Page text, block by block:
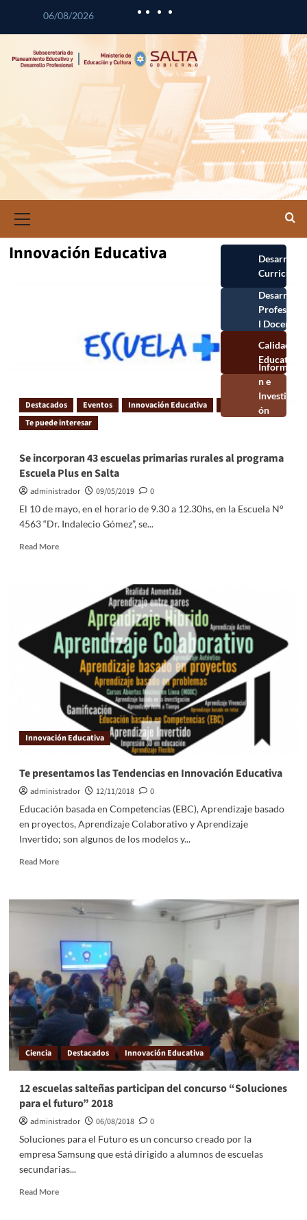
06/08/2026
Innovación Educativa
Destacados Eventos Innovación Educativa
Te puede interesar
Se incorporan 43 escuelas primarias rurales al programa
Escuela Plus en Salta
administrador 09/05/2019
0
El 10 de mayo, en el horario de 9.30 a 12.30hs, en la Escuela N°
4563 “Dr. Indalecio Gómez”, se...
Read More
Innovación Educativa
Te presentamos las Tendencias en Innovación Educativa
administrador 12/11/2018
0
Educación basada en Competencias (EBC), Aprendizaje basado
en proyectos, Aprendizaje Colaborativo y Aprendizaje
Invertido; son algunos de los modelos y...
Read More
Ciencia Destacados Innovación Educativa
12 escuelas salteñas participan del concurso “Soluciones
para el futuro” 2018
administrador 06/08/2018
0
Soluciones para el Futuro es un concurso creado por la
empresa Samsung que está dirigido a alumnos de escuelas
secundarias...
Read More
Desarrollo
Curricular
Desarrollo
Profesional
Docente
Calidad
Educativa
Información e
Investigación
Educativa